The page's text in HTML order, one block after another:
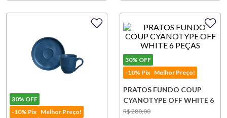
30% OFF
-10% Pix Melhor Preço!
30% OFF
-10% Pix Melhor Preço!
PRATOS FUNDO COUP
CYANOTYPE OFF WHITE 6
PEÇAS
R$280,00